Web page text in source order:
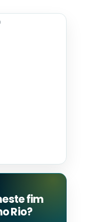
fim
Rio?